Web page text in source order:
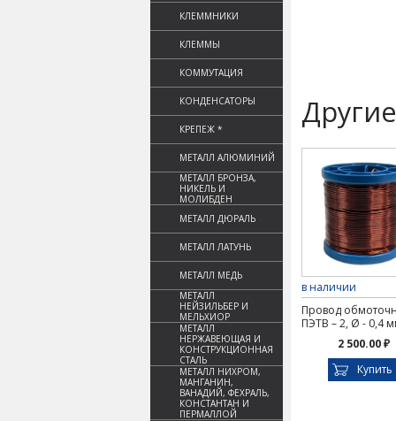
КЛЕММНИКИ
КЛЕММЫ
КОММУТАЦИЯ
КОНДЕНСАТОРЫ
КРЕПЕЖ *
МЕТАЛЛ АЛЮМИНИЙ
МЕТАЛЛ БРОНЗА,
НИКЕЛЬ И
МОЛИБДЕН
МЕТАЛЛ ДЮРАЛЬ
МЕТАЛЛ ЛАТУНЬ
МЕТАЛЛ МЕДЬ
МЕТАЛЛ
НЕЙЗИЛЬБЕР И
МЕЛЬХИОР
МЕТАЛЛ
НЕРЖАВЕЮЩАЯ И
КОНСТРУКЦИОННАЯ
СТАЛЬ
МЕТАЛЛ НИХРОМ,
МАНГАНИН,
ВАНАДИЙ, ФЕХРАЛЬ,
КОНСТАНТАН И
ПЕРМАЛЛОЙ
в наличии
Провод
ПЭТВ – 2, Ø - 0,4
2 500.00 ₽
Купить